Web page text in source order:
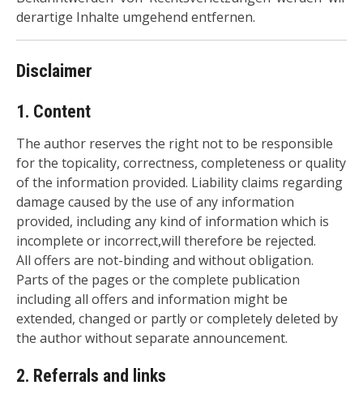
derartige Inhalte umgehend entfernen.
Disclaimer
1. Content
The author reserves the right not to be responsible
for the topicality, correctness, completeness or quality
of the information provided. Liability claims regarding
damage caused by the use of any information
provided, including any kind of information which is
incomplete or incorrect,will therefore be rejected.
All offers are not-binding and without obligation.
Parts of the pages or the complete publication
including all offers and information might be
extended, changed or partly or completely deleted by
the author without separate announcement.
2. Referrals and links